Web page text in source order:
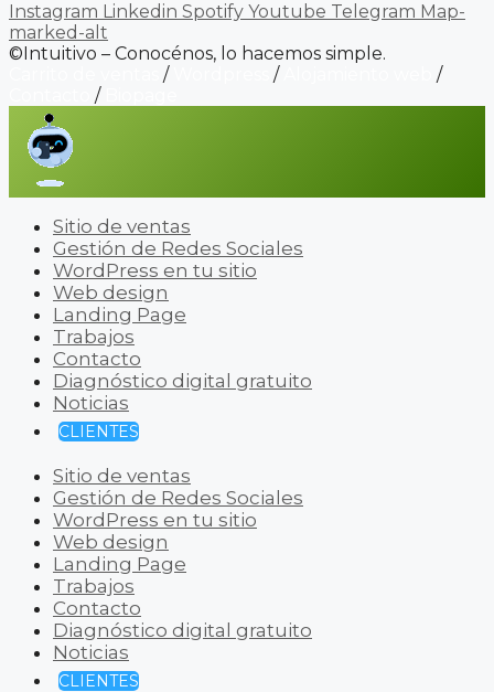
Instagram Linkedin Spotify Youtube Telegram Map-
marked-alt
©Intuitivo – Conocénos, lo hacemos simple.
/ /
/
/
Sitio de ventas
Gestión de Redes Sociales
WordPress en tu sitio
Web design
Landing Page
Trabajos
Contacto
Diagnóstico digital gratuito
Noticias
CLIENTES
Sitio de ventas
Gestión de Redes Sociales
WordPress en tu sitio
Web design
Landing Page
Trabajos
Contacto
Diagnóstico digital gratuito
Noticias
CLIENTES